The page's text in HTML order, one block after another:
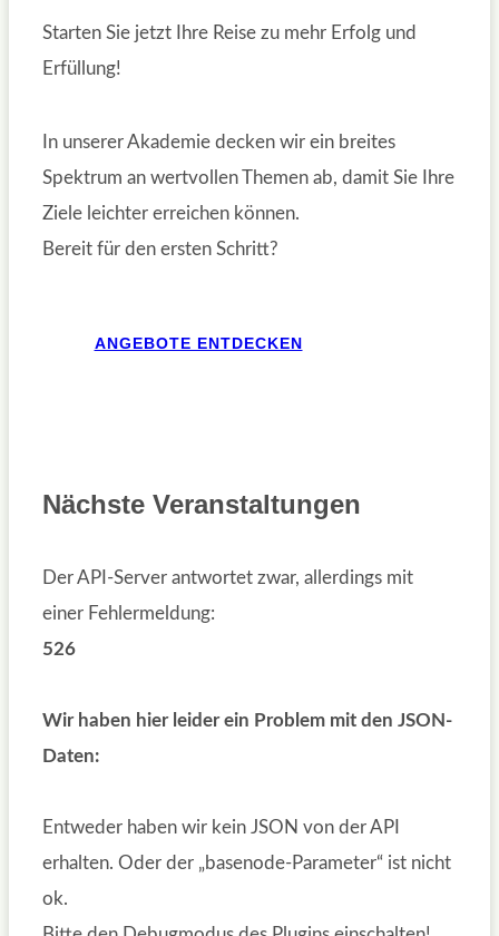
Starten Sie jetzt Ihre Reise zu mehr Erfolg und
Erfüllung!
In unserer Akademie decken wir ein breites
Spektrum an wertvollen Themen ab, damit Sie Ihre
Ziele leichter erreichen können.
Bereit für den ersten Schritt?
ANGEBOTE ENTDECKEN
Nächste Veranstaltungen
Der API-Server antwortet zwar, allerdings mit
einer Fehlermeldung:
526
Wir haben hier leider ein Problem mit den JSON-
Daten:
Entweder haben wir kein JSON von der API
erhalten. Oder der „basenode-Parameter“ ist nicht
ok.